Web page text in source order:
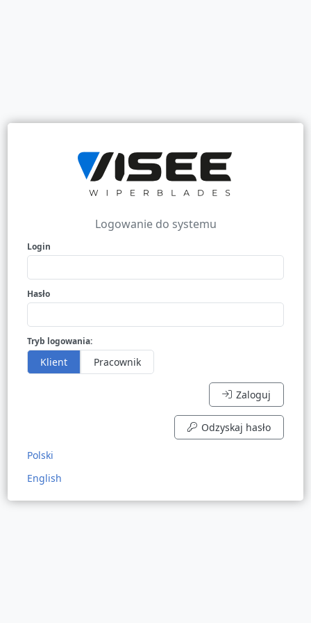
Logowanie do systemu
Login
Hasło
Tryb logowania:
Klient Pracownik
 Zaloguj
 Odzyskaj hasło
Polski
English